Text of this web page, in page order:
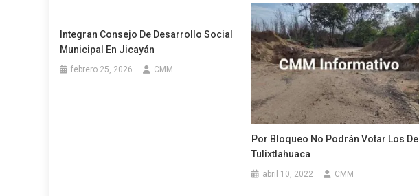
Integran Consejo De Desarrollo Social
Municipal En Jicayán
febrero 25, 2026 CMM
Por Bloqueo No Podrán Votar Los De
Tulixtlahuaca
abril 10, 2022 CMM